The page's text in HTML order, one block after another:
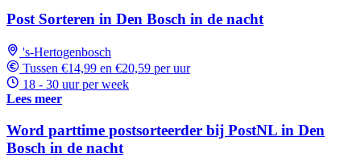
Post Sorteren in Den Bosch in de nacht
's-Hertogenbosch
Tussen €14,99 en €20,59 per uur
18 - 30 uur per week
Lees meer
Word parttime postsorteerder bij PostNL in Den
Bosch in de nacht